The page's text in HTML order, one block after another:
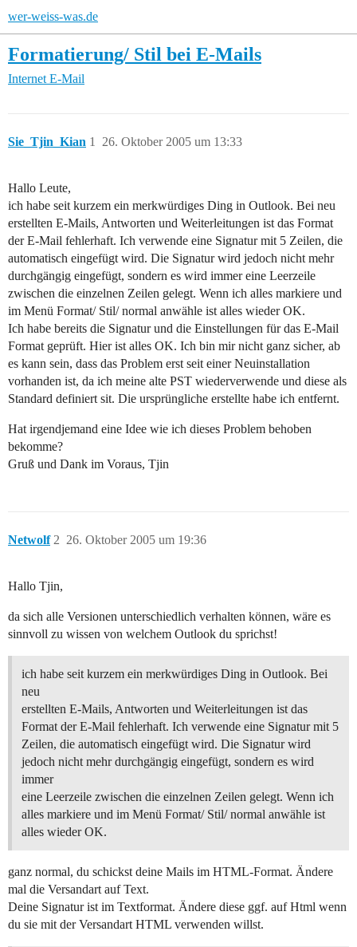
wer-weiss-was.de
Formatierung/ Stil bei E-Mails
Internet E-Mail
Sie_Tjin_Kian 26. Oktober 2005 um 13:33
1
Hallo Leute,
ich habe seit kurzem ein merkwürdiges Ding in Outlook. Bei neu
erstellten E-Mails, Antworten und Weiterleitungen ist das Format
der E-Mail fehlerhaft. Ich verwende eine Signatur mit 5 Zeilen, die
automatisch eingefügt wird. Die Signatur wird jedoch nicht mehr
durchgängig eingefügt, sondern es wird immer eine Leerzeile
zwischen die einzelnen Zeilen gelegt. Wenn ich alles markiere und
im Menü Format/ Stil/ normal anwähle ist alles wieder OK.
Ich habe bereits die Signatur und die Einstellungen für das E-Mail
Format geprüft. Hier ist alles OK. Ich bin mir nicht ganz sicher, ab
es kann sein, dass das Problem erst seit einer Neuinstallation
vorhanden ist, da ich meine alte PST wiederverwende und diese als
Standard definiert sit. Die ursprüngliche erstellte habe ich entfernt.
Hat irgendjemand eine Idee wie ich dieses Problem behoben
bekomme?
Gruß und Dank im Voraus, Tjin
Netwolf 26. Oktober 2005 um 19:36
2
Hallo Tjin,
da sich alle Versionen unterschiedlich verhalten können, wäre es
sinnvoll zu wissen von welchem Outlook du sprichst!
ich habe seit kurzem ein merkwürdiges Ding in Outlook. Bei
neu
erstellten E-Mails, Antworten und Weiterleitungen ist das
Format der E-Mail fehlerhaft. Ich verwende eine Signatur mit 5
Zeilen, die automatisch eingefügt wird. Die Signatur wird
jedoch nicht mehr durchgängig eingefügt, sondern es wird
immer
eine Leerzeile zwischen die einzelnen Zeilen gelegt. Wenn ich
alles markiere und im Menü Format/ Stil/ normal anwähle ist
alles wieder OK.
ganz normal, du schickst deine Mails im HTML-Format. Ändere
mal die Versandart auf Text.
Deine Signatur ist im Textformat. Ändere diese ggf. auf Html wenn
du sie mit der Versandart HTML verwenden willst.